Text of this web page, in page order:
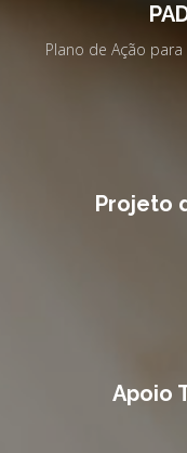
Plano de Ação
Projeto
Apoio